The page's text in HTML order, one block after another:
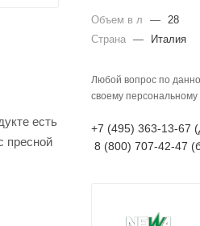
есть
пресной
Объем в л — 28
Страна — Италия
Любой вопрос по
своему
+7 (495) 363-13-67
8 (800) 707-42-47